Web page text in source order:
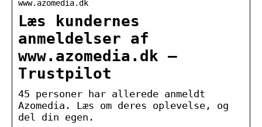
www.azomedia.dk
Læs kundernes
anmeldelser af
www.azomedia.dk –
Trustpilot
45 personer har allerede anmeldt
Azomedia. Læs om deres oplevelse, og
del din egen.